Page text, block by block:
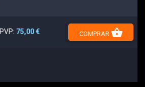
PVP: 75,00 € COMPRAR shopping_basket